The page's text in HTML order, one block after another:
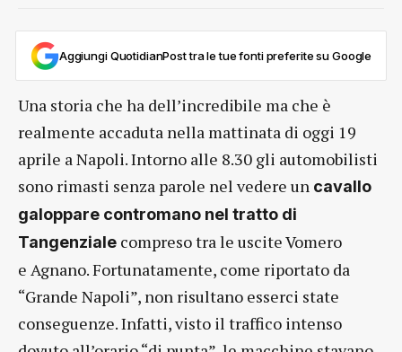
Aggiungi QuotidianPost tra le tue fonti preferite su Google
Una storia che ha dell’incredibile ma che è
realmente accaduta nella mattinata di oggi 19
aprile a Napoli. Intorno alle 8.30 gli automobilisti
sono rimasti senza parole nel vedere un cavallo
galoppare contromano nel tratto di
Tangenziale compreso tra le uscite Vomero
e Agnano. Fortunatamente, come riportato da
“Grande Napoli”, non risultano esserci state
conseguenze. Infatti, visto il traffico intenso